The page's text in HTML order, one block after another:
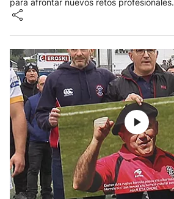
para afrontar nuevos retos profesionales.